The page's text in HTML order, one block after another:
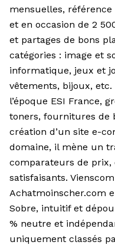
mensuelles, référence
et en occasion de 2
et partages de bons
catégories : image et
informatique, jeux et
vêtements, bijoux, etc.
l’époque ESI France,
toners, fournitures de
création d’un site e-
domaine, il mène un
comparateurs de prix,
satisfaisants.
Achatmoinscher.com
Sobre, intuitif et
% neutre et
uniquement classés